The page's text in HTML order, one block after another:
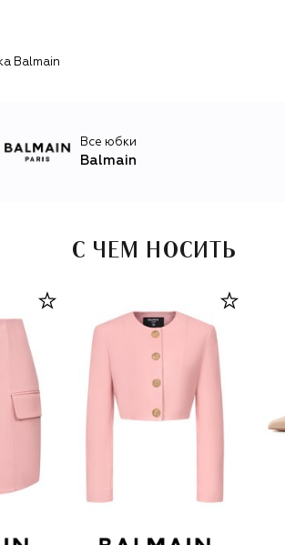
скульптурными силуэтами и
Balmain
Все юбки
Balmain
С ЧЕМ НОСИТЬ